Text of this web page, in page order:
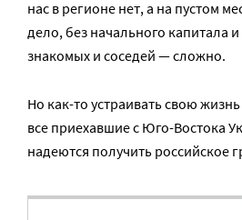
нас в регионе нет, а на пустом
дело, без начального капитала
знакомых и соседей — сложно.
Но как-то устраивать свою
все приехавшие с Юго-Востока
надеются получить российское